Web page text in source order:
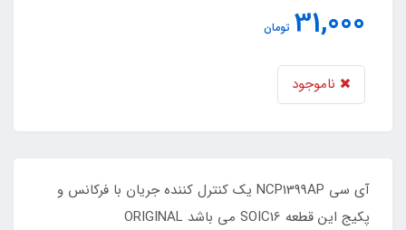
31,000 تومان
ناموجود
آی سی NCP1399AP یک کنترل کننده جریان با فرکانس و
پکیج این قطعه SOIC16 می باشد ORIGINAL